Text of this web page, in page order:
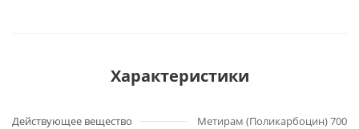
Характеристики
Действующее вещество
Метирам (Поликарбоцин) 700